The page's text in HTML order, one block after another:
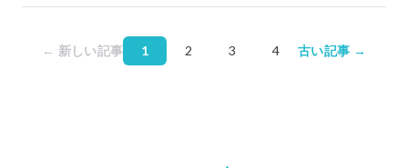
← 新しい記事 1 2 3 4 古い記事 →